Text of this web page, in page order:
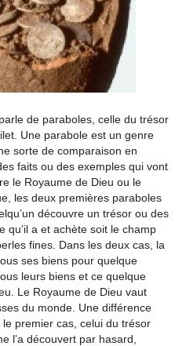
parle de paraboles, celle du trésor
Une parabole est un genre
sorte de comparaison en
faits ou des exemples qui vont
le Royaume de Dieu ou le
les deux premières paraboles
découvre un trésor ou des
qu’il a et achète soit le champ
fines. Dans les deux cas, la
ses biens pour quelque
leurs biens et ce quelque
Le Royaume de Dieu vaut
du monde. Une différence
premier cas, celui du trésor
l’a découvert par hasard,